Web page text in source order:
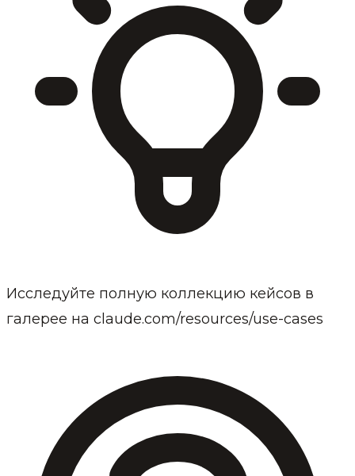
Исследуйте полную коллекцию кейсов в
галерее на claude.com/resources/use-cases